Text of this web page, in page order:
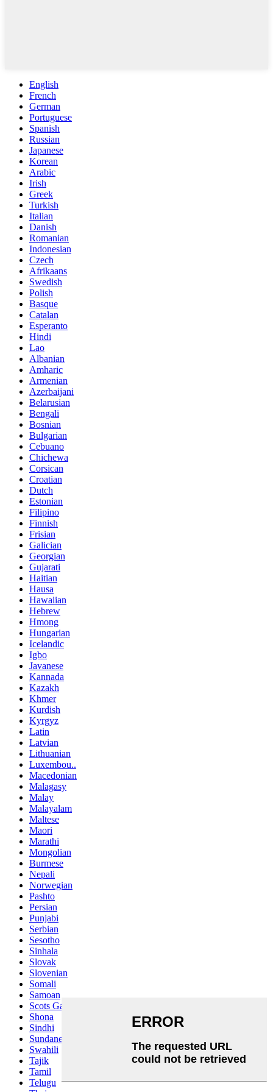
English
French
German
Portuguese
Spanish
Russian
Japanese
Korean
Arabic
Irish
Greek
Turkish
Italian
Danish
Romanian
Indonesian
Czech
Afrikaans
Swedish
Polish
Basque
Catalan
Esperanto
Hindi
Lao
Albanian
Amharic
Armenian
Azerbaijani
Belarusian
Bengali
Bosnian
Bulgarian
Cebuano
Chichewa
Corsican
Croatian
Dutch
Estonian
Filipino
Finnish
Frisian
Galician
Georgian
Gujarati
Haitian
Hausa
Hawaiian
Hebrew
Hmong
Hungarian
Icelandic
Igbo
Javanese
Kannada
Kazakh
Khmer
Kurdish
Kyrgyz
Latin
Latvian
Lithuanian
Luxembou..
Macedonian
Malagasy
Malay
Malayalam
Maltese
Maori
Marathi
Mongolian
Burmese
Nepali
Norwegian
Pashto
Persian
Punjabi
Serbian
Sesotho
Sinhala
Slovak
Slovenian
Somali
Samoan
Scots Gaelic
Shona
Sindhi
Sundanese
Swahili
Tajik
Tamil
Telugu